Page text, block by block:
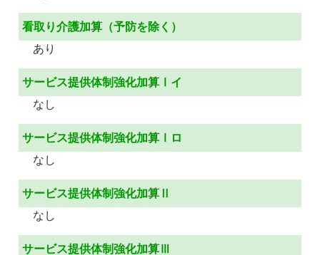
看取り介護加算（予防を除く）
あり
サービス提供体制強化加算Ⅰイ
なし
サービス提供体制強化加算Ⅰロ
なし
サービス提供体制強化加算Ⅱ
なし
サービス提供体制強化加算Ⅲ